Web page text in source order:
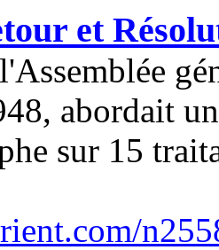
et
abordait
sur 15